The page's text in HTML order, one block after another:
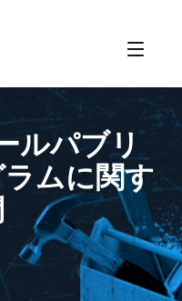
ルパブリ
ムに関す